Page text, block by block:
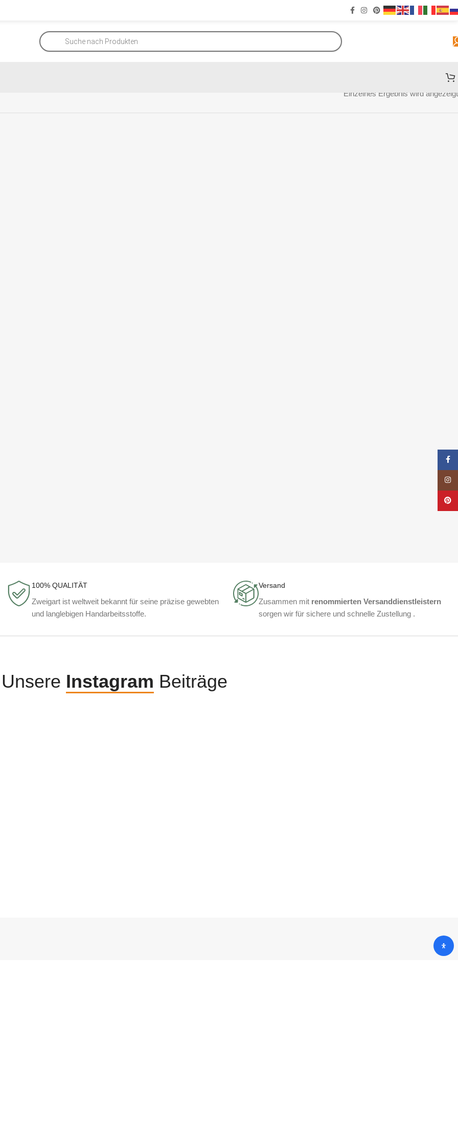
Einzelnes Ergebnis wird angezeigt
100% QUALITÄT
Zweigart ist weltweit bekannt für seine präzise gewebten
und langlebigen Handarbeitsstoffe.
Versand
Zusammen mit renommierten Versanddienstleistern
sorgen wir für sichere und schnelle Zustellung .
Unsere Instagram Beiträge